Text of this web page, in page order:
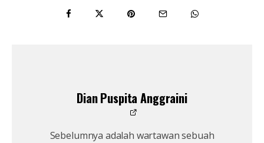
Dian Puspita Anggraini
Sebelumnya adalah wartawan sebuah